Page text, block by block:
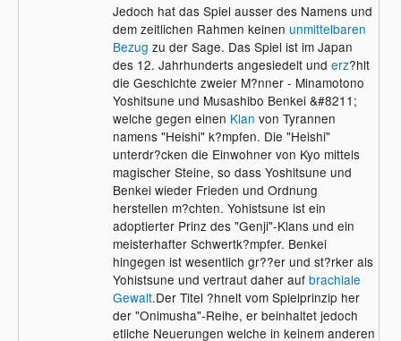
Jedoch hat das Spiel ausser des Namens und
dem zeitlichen Rahmen keinen unmittelbaren
Bezug zu der Sage. Das Spiel ist im Japan
des 12. Jahrhunderts angesiedelt und erz?hlt
die Geschichte zweier M?nner - Minamotono
Yoshitsune und Musashibo Benkei &#8211;
welche gegen einen Klan von Tyrannen
namens "Heishi" k?mpfen. Die "Heishi"
unterdr?cken die Einwohner von Kyo mittels
magischer Steine, so dass Yoshitsune und
Benkei wieder Frieden und Ordnung
herstellen m?chten. Yohistsune ist ein
adoptierter Prinz des "Genji"-Klans und ein
meisterhafter Schwertk?mpfer. Benkei
hingegen ist wesentlich gr??er und st?rker als
Yohistsune und vertraut daher auf brachiale
Gewalt.Der Titel ?hnelt vom Spielprinzip her
der "Onimusha"-Reihe, er beinhaltet jedoch
etliche Neuerungen welche in keinem anderen